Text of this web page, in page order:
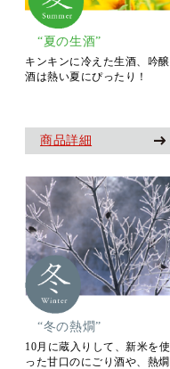
“夏の生酒”
キンキンに冷えた生酒、吟醸
酒は熱い夏にぴったり！
商品詳細
“冬の熱燗”
10月に蔵入りして、新米を使
った甘口のにごり酒や、熱燗